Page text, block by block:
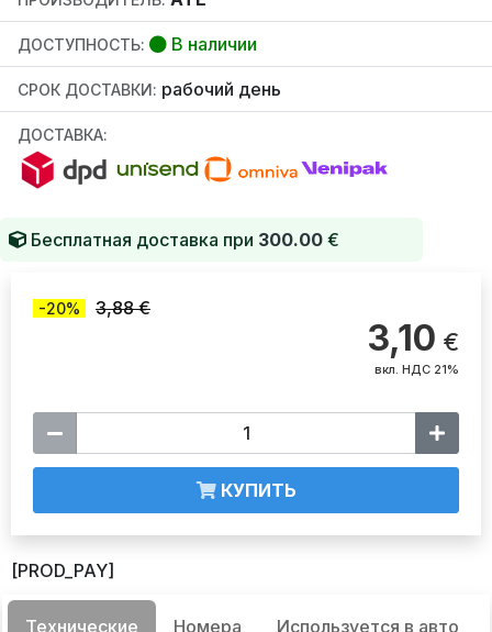
ДОСТУПНОСТЬ: В наличии
СРОК ДОСТАВКИ: рабочий день
ДОСТАВКА:
Бесплатная доставка при 300.00 €
-20% 3,88 €
3,10 €
вкл. НДС 21%
КУПИТЬ
[PROD_PAY]
Технические
Номера
Используется в авто